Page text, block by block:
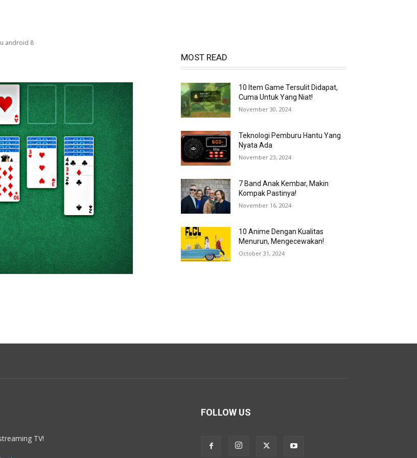
android 8
MOST READ
10 Item Game Tersulit Didapat,
Cuma Untuk Yang Niat!
November 30, 2024
Teknologi Pemburu Hantu Yang
Nyata Ada
November 23, 2024
7 Band Anak Kembar, Makin
Kompak Pastinya!
November 16, 2024
10 Anime Dengan Kualitas
Menurun, Mengecewakan!
October 31, 2024
TV!
FOLLOW US